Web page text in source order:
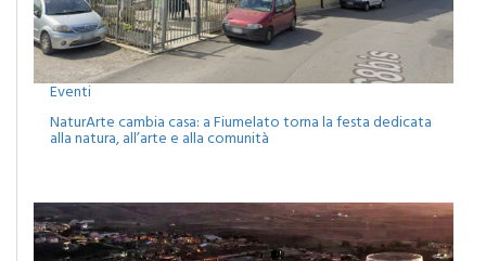
Eventi
NaturArte cambia casa: a Fiumelato torna la festa dedicata
alla natura, all’arte e alla comunità